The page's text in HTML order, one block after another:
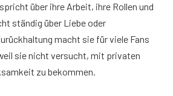
über ihre Arbeit, ihre Rollen und
ständig über Liebe oder
macht sie für viele Fans
sie nicht versucht, mit privaten
zu bekommen.